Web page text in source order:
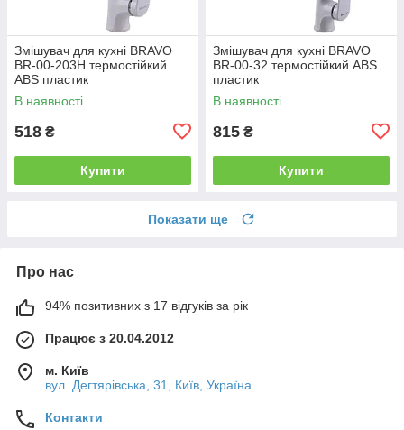
Змішувач для кухні BRAVO
BR-00-203H термостійкий
ABS пластик
В наявності
518 ₴
Купити
Змішувач для кухні BRAVO
BR-00-32 термостійкий ABS
пластик
В наявності
815 ₴
Купити
Показати ще
Про нас
94% позитивних з 17 відгуків за рік
Працює з 20.04.2012
м. Київ
вул. Дегтярівська, 31, Київ, Україна
Контакти